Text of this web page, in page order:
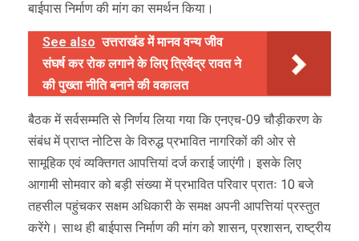
बाईपास निर्माण की मांग का समर्थन किया।
See also उत्तराखंड में मानव वन्य जीव
संघर्ष कर रोक लगाने के लिए त्रिवेंद्र रावत ने
की पुख्ता नीति बनाने की वकालत
बैठक में सर्वसम्मति से निर्णय लिया गया कि एनएच-09 चौड़ीकरण के
संबंध में प्राप्त नोटिस के विरुद्ध प्रभावित नागरिकों की ओर से
सामूहिक एवं व्यक्तिगत आपत्तियां दर्ज कराई जाएंगी। इसके लिए
आगामी सोमवार को बड़ी संख्या में प्रभावित परिवार प्रातः 10 बजे
तहसील पहुंचकर सक्षम अधिकारी के समक्ष अपनी आपत्तियां प्रस्तुत
करेंगे। साथ ही बाईपास निर्माण की मांग को शासन, प्रशासन, राष्ट्रीय